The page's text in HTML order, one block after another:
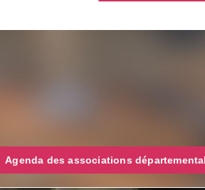
Agenda des associations